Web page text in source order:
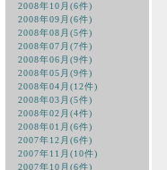
2008年10月(6件)
2008年09月(6件)
2008年08月(5件)
2008年07月(7件)
2008年06月(9件)
2008年05月(9件)
2008年04月(12件)
2008年03月(5件)
2008年02月(4件)
2008年01月(6件)
2007年12月(6件)
2007年11月(10件)
2007年10月(6件)